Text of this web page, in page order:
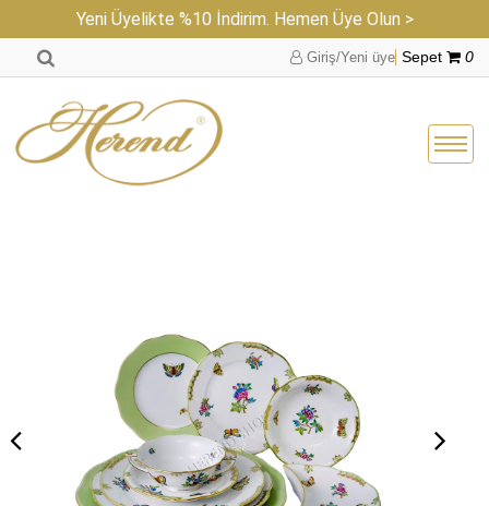
Yeni Üyelikte %10 İndirim. Hemen Üye Olun >
Giriş/Yeni üye Sepet 0